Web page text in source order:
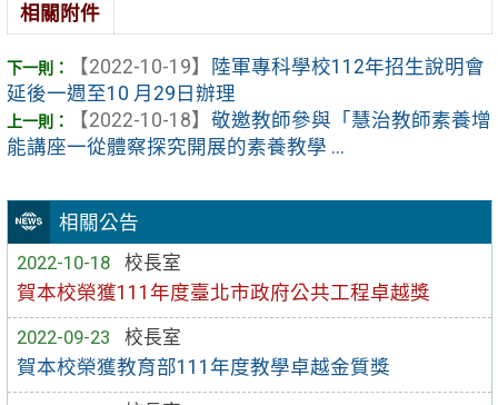
相關公告
2022-10-18
校長室
賀本校榮獲111年度臺北市政府公共工程卓越獎
2022-09-23
校長室
賀本校榮獲教育部111年度教學卓越金質獎
相關附件
【2022-10-19】
陸軍專科學校112年招生說明會
延後一週至10 月29日辦理
【2022-10-18】 敬邀教師參與「慧治教師素養增
能講座一從體察探究開展的素養教學 ...